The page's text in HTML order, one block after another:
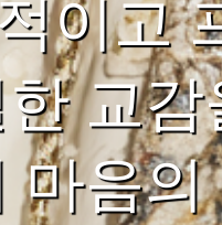
이고
교
음